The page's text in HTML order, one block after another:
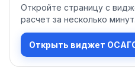
Откройте страницу с
расчет за несколько минут.
Открыть виджет